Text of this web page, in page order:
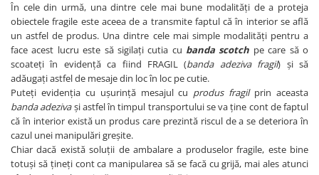
În cele din urmă, una dintre cele mai bune modalități de a proteja
obiectele fragile este aceea de a transmite faptul că în interior se află
un astfel de produs. Una dintre cele mai simple modalități pentru a
face acest lucru este să sigilați cutia cu banda scotch pe care să o
scoateți în evidență ca fiind FRAGIL (banda adeziva fragil) și să
adăugați astfel de mesaje din loc în loc pe cutie.
Puteți evidenția cu ușurință mesajul cu produs fragilprin aceasta
banda adezivași astfel în timpul transportului se va ține cont de faptul
că în interior există un produs care prezintă riscul de a se deteriora în
cazul unei manipulări greșite.
Chiar dacă există soluții de ambalare a produselor fragile, este bine
totuși să țineți cont ca manipularea să se facă cu grijă, mai ales atunci